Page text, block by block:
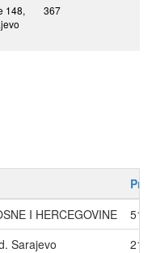
148,
367
I HERCEGOVINE
Sarajevo